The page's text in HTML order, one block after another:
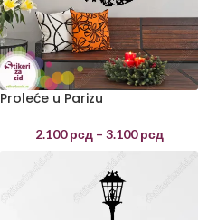
Proleće u Parizu
2.100рсд – 3.100рсд